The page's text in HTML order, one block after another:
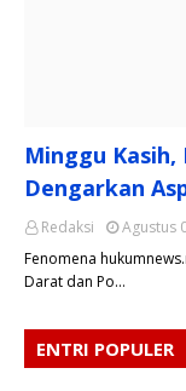
Minggu Kasih,
Dengarkan
Redaksi
Agustus
Fenomena
Darat dan Po…
ENTRI POPULER